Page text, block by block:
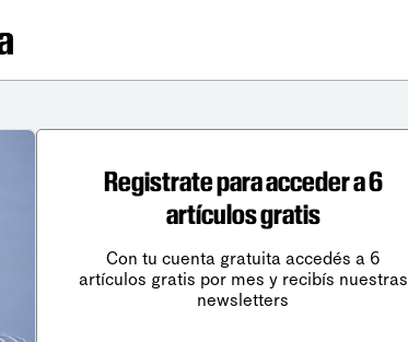
Registrate para acceder a 6
artículos gratis
Con tu cuenta gratuita accedés a 6
artículos gratis por mes y recibís nuestras
newsletters